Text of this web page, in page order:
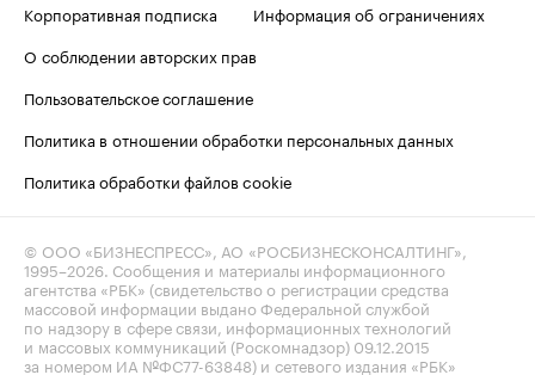
Корпоративная подписка
Информация об ограничениях
О соблюдении авторских прав
Пользовательское соглашение
Политика в отношении обработки персональных данных
Политика обработки файлов cookie
© ООО «БИЗНЕСПРЕСС», АО «РОСБИЗНЕСКОНСАЛТИНГ»,
1995–2026. Сообщения и материалы информационного
агентства «РБК» (свидетельство о регистрации средства
массовой информации выдано Федеральной службой
по надзору в сфере связи, информационных технологий
и массовых коммуникаций (Роскомнадзор) 09.12.2015
за номером ИА №ФС77-63848) и сетевого издания «РБК»